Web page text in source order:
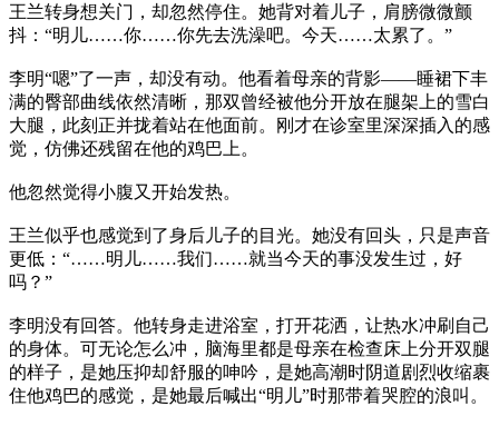
王兰转身想关门，却忽然停住。她背对着儿子，肩膀微微颤
抖：“明儿……你……你先去洗澡吧。今天……太累了。”
李明“嗯”了一声，却没有动。他看着母亲的背影——睡裙下丰
满的臀部曲线依然清晰，那双曾经被他分开放在腿架上的雪白
大腿，此刻正并拢着站在他面前。刚才在诊室里深深插入的感
觉，仿佛还残留在他的鸡巴上。
他忽然觉得小腹又开始发热。
王兰似乎也感觉到了身后儿子的目光。她没有回头，只是声音
更低：“……明儿……我们……就当今天的事没发生过，好
吗？”
李明没有回答。他转身走进浴室，打开花洒，让热水冲刷自己
的身体。可无论怎么冲，脑海里都是母亲在检查床上分开双腿
的样子，是她压抑却舒服的呻吟，是她高潮时阴道剧烈收缩裹
住他鸡巴的感觉，是她最后喊出“明儿”时那带着哭腔的浪叫。